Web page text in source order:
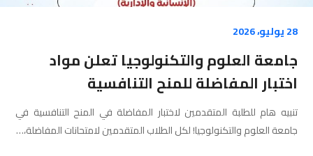
28 يوليو، 2026
جامعة العلوم والتكنولوجيا تعلن مواد
اختبار المفاضلة للمنح التنافسية
تنبيه هام للطلبة المتقدمين لاختبار المفاضلة في المنح التنافسية في
جامعة العلوم والتكنولوجيا! ​لكل الطلاب المتقدمين لامتحانات المفاضلة،…